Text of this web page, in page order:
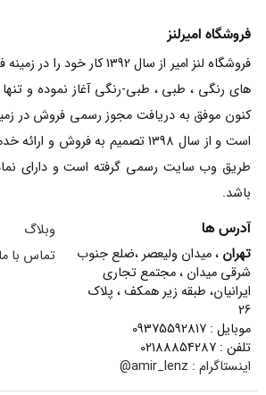
فروشگاه امیرلنز
فروشگاه لنز امیر از سال 1392 کار
های رنگی ، طبی ، طبی-رنگی آغاز نموده و
است و از سال 1398 تصمیم به فروش و
طریق وب سایت رسمی گرفته است و دارای نماد
باشد.
آدرس ها
تهران ، میدان ولیعصر ،ضلع جنوب
شرقی میدان ، مجتمع تجاری
ایرانیان، طبقه زیر همکف ، پلاک
26
موبایل : 09375592817
تلفن : 02188854287
اینستاگرام : amir_lenz@
وبلاگ
تماس با ما